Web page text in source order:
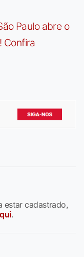
Paulo abre o
Confira
estar cadastrado,
.